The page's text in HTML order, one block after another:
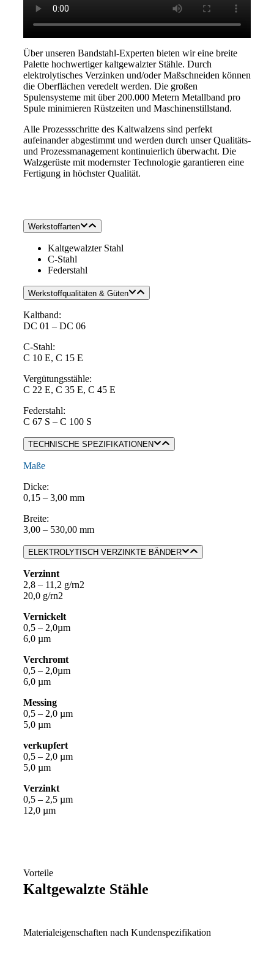
Über unseren Bandstahl-Experten bieten wir eine breite
Palette hochwertiger kaltgewalzter Stähle. Durch
elektrolytisches Verzinken und/oder Maßschneiden können
die Oberflächen veredelt werden. Die großen
Spulensysteme mit über 200.000 Metern Metallband pro
Spule minimieren Rüstzeiten und Maschinenstillstand.
Alle Prozessschritte des Kaltwalzens sind perfekt
aufeinander abgestimmt und werden durch unser Qualitäts-
und Prozessmanagement kontinuierlich überwacht. Die
Walzgerüste mit modernster Technologie garantieren eine
Fertigung in höchster Qualität.
Werkstoffarten
Kaltgewalzter Stahl
C-Stahl
Federstahl
Werkstoffqualitäten & Güten
Kaltband:
DC 01 – DC 06
C-Stahl:
C 10 E, C 15 E
Vergütungsstähle:
C 22 E, C 35 E, C 45 E
Federstahl:
C 67 S – C 100 S
TECHNISCHE SPEZIFIKATIONEN
Maße
Dicke:
0,15 – 3,00 mm
Breite:
3,00 – 530,00 mm
ELEKTROLYTISCH VERZINKTE BÄNDER
Verzinnt
2,8 – 11,2 g/rn2
20,0 g/rn2
Vernickelt
0,5 – 2,0µm
6,0 µm
Verchromt
0,5 – 2,0µm
6,0 µm
Messing
0,5 – 2,0 µm
5,0 µm
verkupfert
0,5 – 2,0 µm
5,0 µm
Verzinkt
0,5 – 2,5 µm
12,0 µm
Kaltgewalzte Stähle
Vorteile
Materialeigenschaften nach Kundenspezifikation